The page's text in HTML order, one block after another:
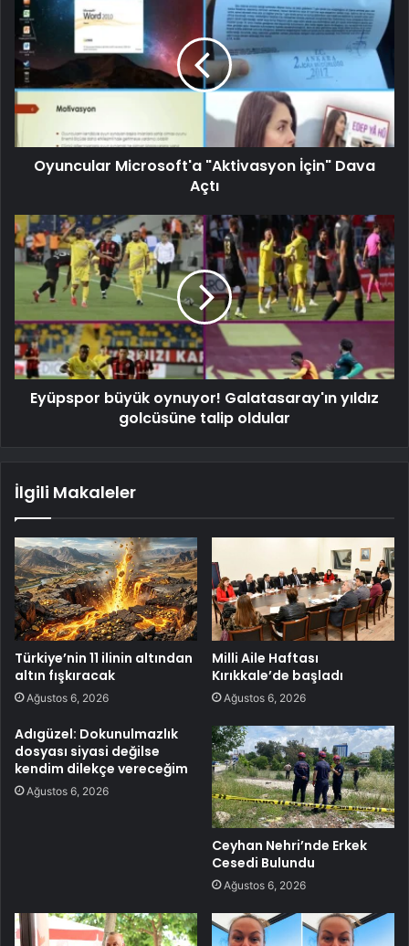
Oyuncular Microsoft'a "Aktivasyon İçin" Dava
Açtı
Eyüpspor büyük oynuyor! Galatasaray'ın yıldız
golcüsüne talip oldular
İlgili Makaleler
Türkiye’nin 11 ilinin altından
altın fışkıracak
Ağustos 6, 2026
Milli Aile Haftası
Kırıkkale’de başladı
Ağustos 6, 2026
Adıgüzel: Dokunulmazlık
dosyası siyasi değilse
kendim dilekçe vereceğim
Ağustos 6, 2026
Ceyhan Nehri’nde Erkek
Cesedi Bulundu
Ağustos 6, 2026